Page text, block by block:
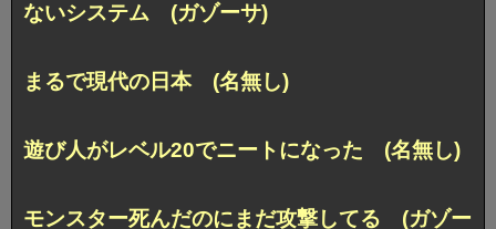
ないシステム (ガゾーサ)
まるで現代の日本 (名無し)
遊び人がレベル20でニートになった (名無し)
モンスター死んだのにまだ攻撃してる (ガゾー